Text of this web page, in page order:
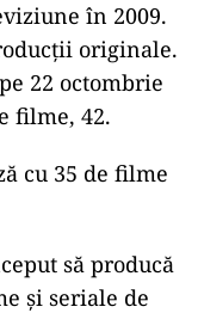
în 2009.
originale.
22 octombrie
filme, 42.
cu 35 de filme
să producă
şi seriale de